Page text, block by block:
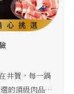
的頂級肉品到